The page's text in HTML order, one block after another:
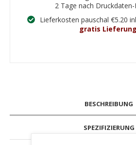
2 Tage nach Druckdaten-
Lieferkosten pauschal €5.20
gratis Lieferung
BESCHREIBUNG
SPEZIFIZIERUNG